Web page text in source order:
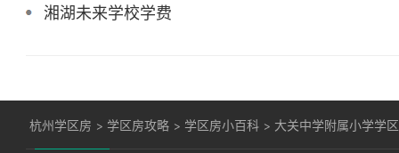
湘湖未来学校学费
杭州学区房 > 学区房攻略 > 学区房小百科 > 大关中学附属小学学